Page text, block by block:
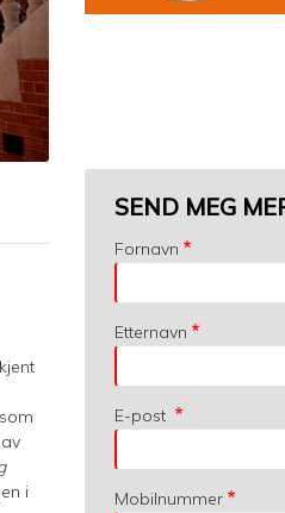
i
SEND MEG
Fornavn
Etternavn
E-post
Mobilnummer